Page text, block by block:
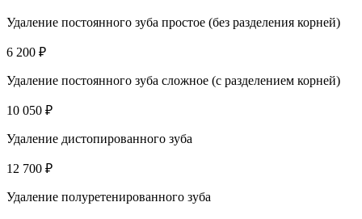
Удаление постоянного зуба простое (без разделения корней)
6 200 ₽
Удаление постоянного зуба сложное (с разделением корней)
10 050 ₽
Удаление дистопированного зуба
12 700 ₽
Удаление полуретенированного зуба